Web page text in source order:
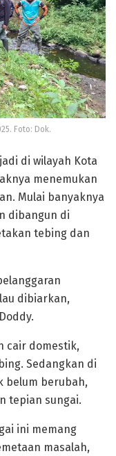
Foto: Dok.
di wilayah Kota
menemukan
Mulai banyaknya
dibangun di
tebing dan
dibiarkan,
cair domestik,
Sedangkan di
belum berubah,
tepian sungai.
ini memang
masalah,